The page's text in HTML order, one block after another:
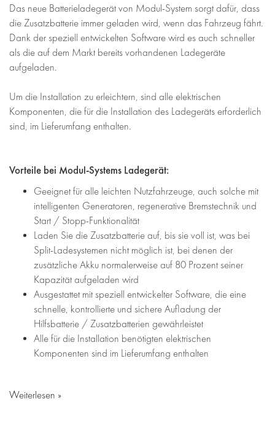
Das neue Batterieladegerät von Modul-System sorgt dafür, dass
die Zusatzbatterie immer geladen wird, wenn das Fahrzeug fährt.
Dank der speziell entwickelten Software wird es auch schneller
als die auf dem Markt bereits vorhandenen Ladegeräte
aufgeladen.
Um die Installation zu erleichtern, sind alle elektrischen
Komponenten, die für die Installation des Ladegeräts erforderlich
sind, im Lieferumfang enthalten.
Vorteile bei Modul-Systems Ladegerät:
Geeignet für alle leichten Nutzfahrzeuge, auch solche mit
intelligenten Generatoren, regenerative Bremstechnik und
Start / Stopp-Funktionalität
Laden Sie die Zusatzbatterie auf, bis sie voll ist, was bei
Split-Ladesystemen nicht möglich ist, bei denen der
zusätzliche Akku normalerweise auf 80 Prozent seiner
Kapazität aufgeladen wird
Ausgestattet mit speziell entwickelter Software, die eine
schnelle, kontrollierte und sichere Aufladung der
Hilfsbatterie / Zusatzbatterien gewährleistet
Alle für die Installation benötigten elektrischen
Komponenten sind im Lieferumfang enthalten
Weiterlesen »